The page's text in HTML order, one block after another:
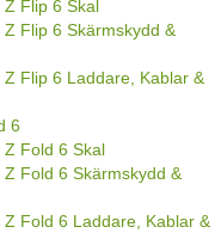
Flip 6 Skal
Flip 6 Skärmskydd &
Flip 6 Laddare, Kablar &
6
Fold 6 Skal
Fold 6 Skärmskydd &
Fold 6 Laddare, Kablar &